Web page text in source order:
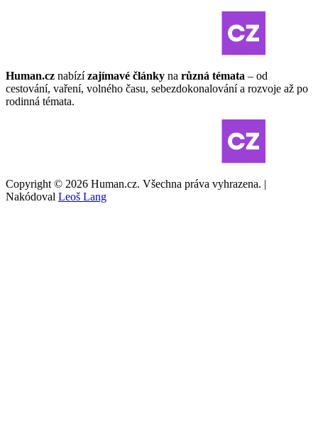
Human.cz nabízízajímavé články na různá témata – od
cestování, vaření, volného času, sebezdokonalování a rozvoje až po
rodinná témata.
Copyright © 2026 Human.cz. Všechna práva vyhrazena. |
Nakódoval Leoš Lang